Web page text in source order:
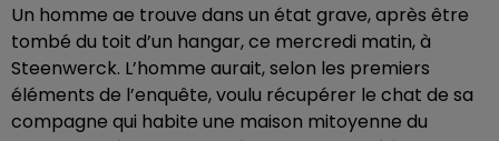
Un homme ae trouve dans un état grave, après être
tombé du toit d’un hangar, ce mercredi matin, à
Steenwerck. L’homme aurait, selon les premiers
éléments de l’enquête, voulu récupérer le chat de sa
compagne qui habite une maison mitoyenne du